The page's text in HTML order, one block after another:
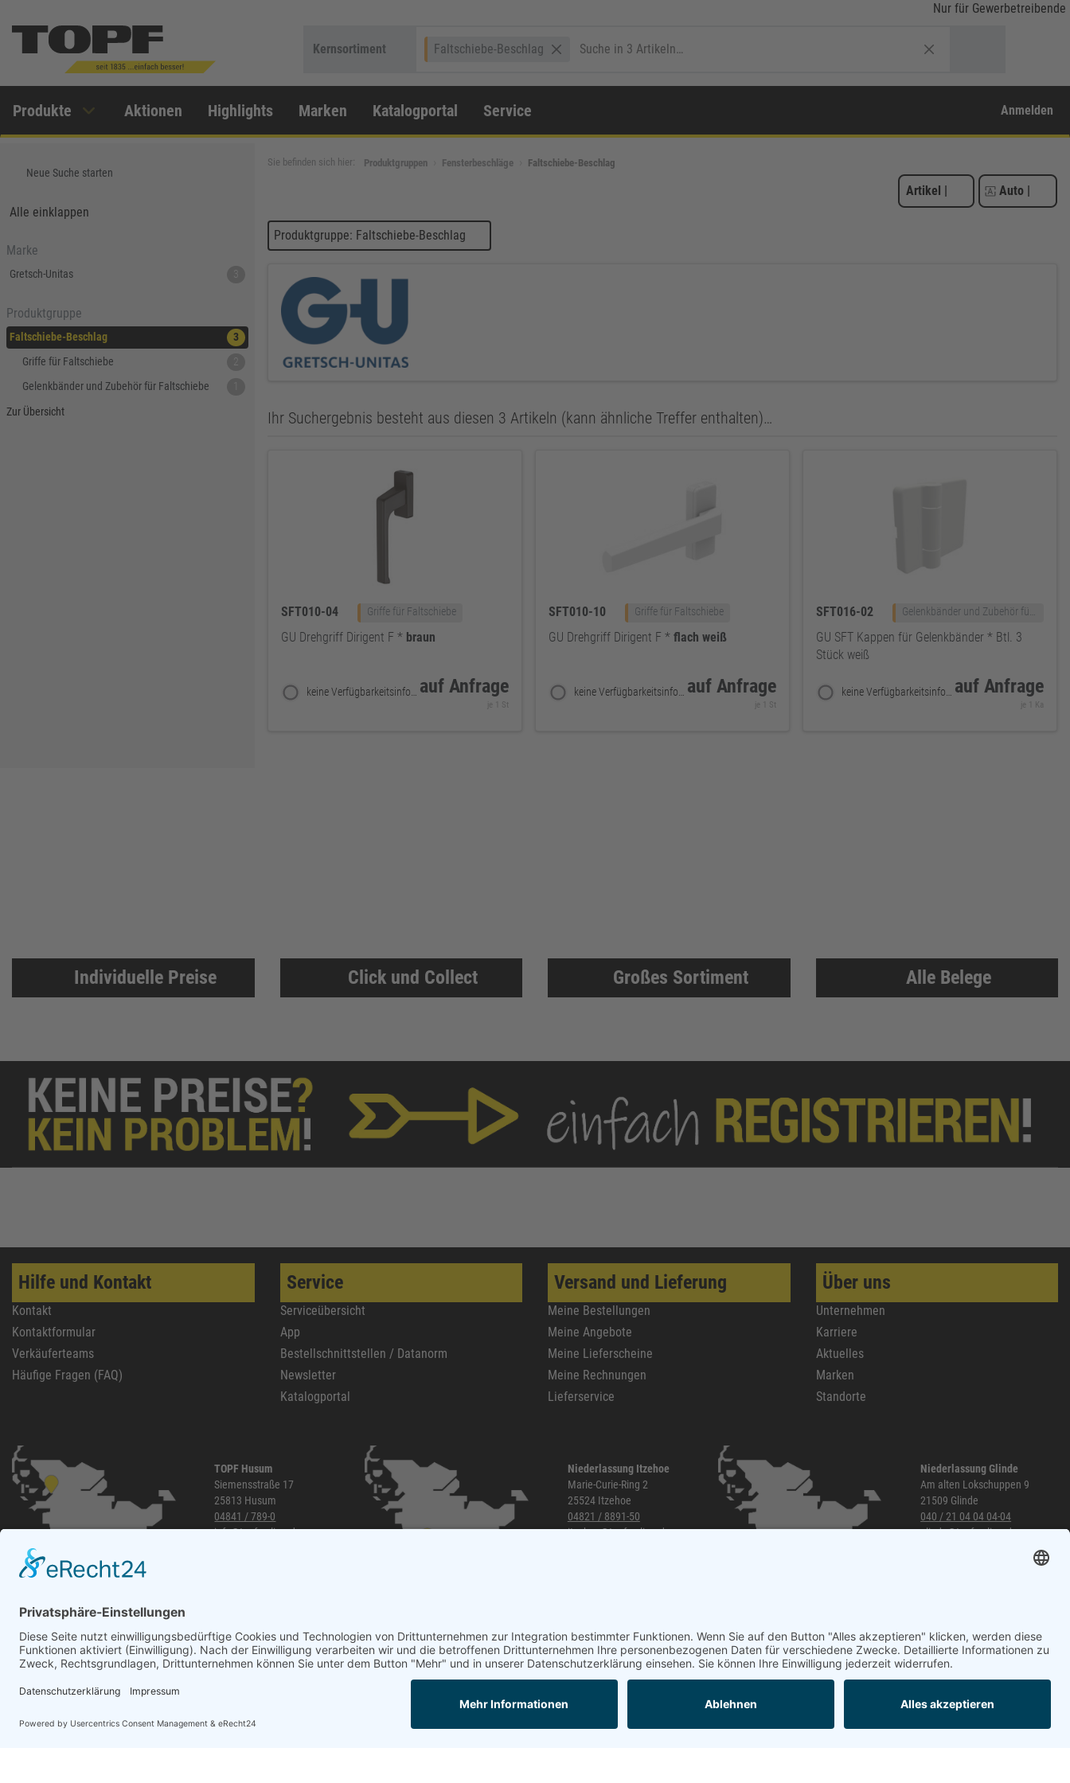
Nur für Gewerbetreibende
Kernsortiment Faltschiebe-Beschlag
Produkte Aktionen Highlights Marken Katalogportal Service Anmelden
Neue Suche starten
Alle einklappen
Marke
Gretsch-Unitas 3
Produktgruppe
Faltschiebe-Beschlag
3
Griffe für Faltschiebe
2
Gelenkbänder und Zubehör für Faltschiebe
Zur Übersicht
Sie befinden sich hier: Produktgruppen Fensterbeschläge Faltschiebe-Beschlag
Artikel | Auto |
Produktgruppe: Faltschiebe-Beschlag
Ihr Suchergebnis besteht aus diesen 3 Artikeln (kann ähnliche Treffer enthalten)…
SFT010-04 Griffe für Faltschiebe
GU Drehgriff Dirigent F * braun
keine Verfügbarkeitsinformationen auf Anfrage
je 1 St
SFT010-10 Griffe für Faltschiebe
GU Drehgriff Dirigent F * flach weiß
keine Verfügbarkeitsinformationen auf Anfrage
je 1 St
SFT016-02 Gelenkbänder und Zubehör für Faltschiebe
GU SFT Kappen für Gelenkbänder * Btl. 3
Stück weiß
keine Verfügbarkeitsinformationen auf Anfrage
je 1 Ka
Mail Anrufen
Individuelle Preise Click und Collect Großes Sortiment Alle Belege
Hilfe und Kontakt
Kontakt
Kontaktformular
Verkäuferteams
Häufige Fragen (FAQ)
Service
Serviceübersicht
App
Bestellschnittstellen / Datanorm
Newsletter
Katalogportal
Versand und Lieferung
Meine Bestellungen
Meine Angebote
Meine Lieferscheine
Meine Rechnungen
Lieferservice
Über uns
Unternehmen
Karriere
Aktuelles
Marken
Standorte
TOPF Husum
Siemensstraße 17
25813 Husum
04841 / 789-0
info@topf-online.de
Niederlassung Itzehoe
Marie-Curie-Ring 2
25524 Itzehoe
04821 / 8891-50
itzehoe@topf-online.de
Niederlassung Glinde
Am alten Lokschuppen 9
21509 Glinde
040 / 21 04 04 04-04
glinde@topf-online.de